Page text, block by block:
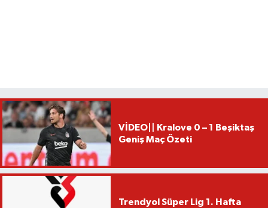
VİDEO|| Kralove 0 – 1 Beşiktaş
Geniş Maç Özeti
Trendyol Süper Lig 1. Hafta